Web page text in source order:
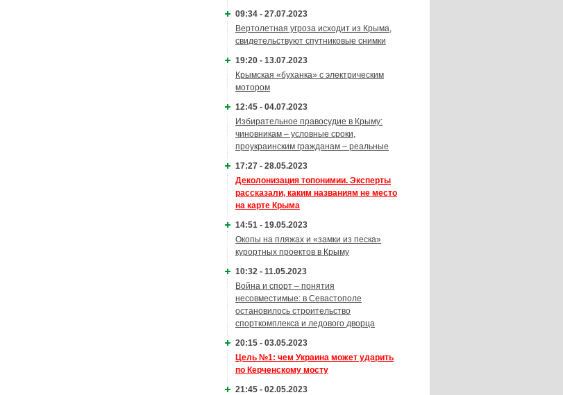
09:34 - 27.07.2023
Вертолетная угроза исходит из Крыма,
свидетельствуют спутниковые снимки
19:20 - 13.07.2023
Крымская «буханка» с электрическим
мотором
12:45 - 04.07.2023
Избирательное правосудие в Крыму:
чиновникам – условные сроки,
проукраинским гражданам – реальные
17:27 - 28.05.2023
Деколонизация топонимии. Эксперты
рассказали, каким названиям не место
на карте Крыма
14:51 - 19.05.2023
Окопы на пляжах и «замки из песка»
курортных проектов в Крыму
10:32 - 11.05.2023
Война и спорт – понятия
несовместимые: в Севастополе
остановилось строительство
спорткомплекса и ледового дворца
20:15 - 03.05.2023
Цель №1: чем Украина может ударить
по Керченскому мосту
21:45 - 02.05.2023